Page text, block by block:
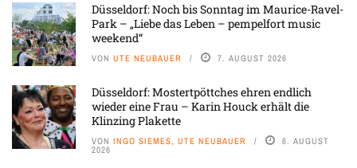
Düsseldorf: Noch bis Sonntag im Maurice-Ravel-
Park – „Liebe das Leben – pempelfort music
weekend“
VON UTE NEUBAUER 7. AUGUST 2026
Düsseldorf: Mostertpöttches ehren endlich
wieder eine Frau – Karin Houck erhält die
Klinzing Plakette
VON INGO SIEMES, UTE NEUBAUER 6. AUGUST
2026